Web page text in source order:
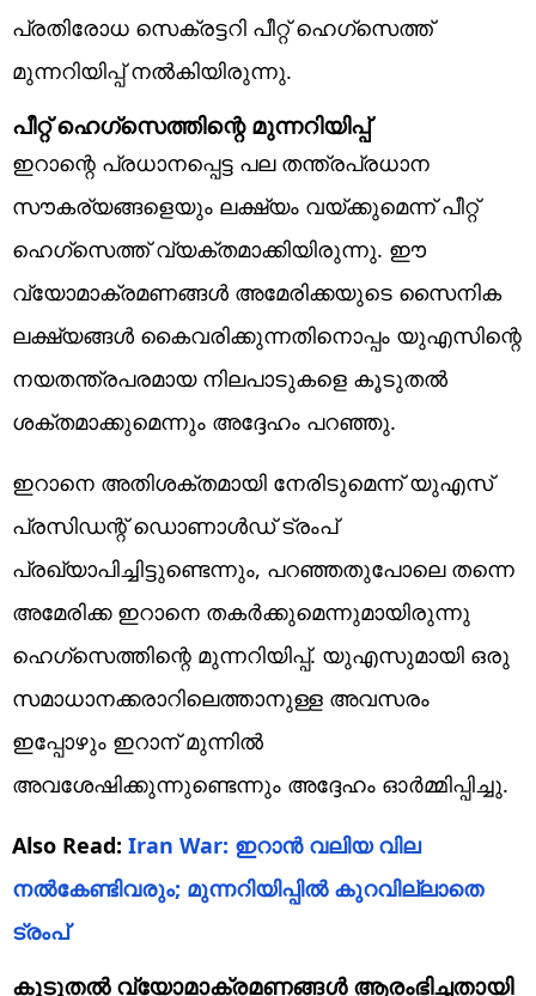
പ്രതിരോധ സെക്രട്ടറി പീറ്റ് ഹെഗ്സെത്ത്
മുന്നറിയിപ്പ് നൽകിയിരുന്നു.
പീറ്റ് ഹെഗ്സെത്തിന്റെ മുന്നറിയിപ്പ്‌
ഇറാന്റെ പ്രധാനപ്പെട്ട പല തന്ത്രപ്രധാന
സൗകര്യങ്ങളെയും ലക്ഷ്യം വയ്ക്കുമെന്ന്‌ പീറ്റ്
ഹെഗ്സെത്ത് വ്യക്തമാക്കിയിരുന്നു. ഈ
വ്യോമാക്രമണങ്ങൾ അമേരിക്കയുടെ സൈനിക
ലക്ഷ്യങ്ങൾ കൈവരിക്കുന്നതിനൊപ്പം യുഎസിന്റെ
നയതന്ത്രപരമായ നിലപാടുകളെ കൂടുതൽ
ശക്തമാക്കുമെന്നും അദ്ദേഹം പറഞ്ഞു.
ഇറാനെ അതിശക്തമായി നേരിടുമെന്ന് യുഎസ്
പ്രസിഡന്റ് ഡൊണാള്‍ഡ്‌ ട്രംപ്
പ്രഖ്യാപിച്ചിട്ടുണ്ടെന്നും, പറഞ്ഞതുപോലെ തന്നെ
അമേരിക്ക ഇറാനെ തകർക്കുമെന്നുമായിരുന്നു
ഹെഗ്‌സെത്തിന്റെ മുന്നറിയിപ്പ്. യുഎസുമായി ഒരു
സമാധാനക്കരാറിലെത്താനുള്ള അവസരം
ഇപ്പോഴും ഇറാന് മുന്നില്‍
അവശേഷിക്കുന്നുണ്ടെന്നും അദ്ദേഹം ഓര്‍മ്മിപ്പിച്ചു.
Also Read: Iran War: ഇറാന്‍ വലിയ വില
നല്‍കേണ്ടിവരും; മുന്നറിയിപ്പില്‍ കുറവില്ലാതെ
ട്രംപ്
കൂടുതൽ വ്യോമാക്രമണങ്ങൾ ആരംഭിച്ചതായി